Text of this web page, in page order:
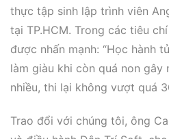
thực tập sinh lập trình viên
tại TP.HCM. Trong các tiêu
được nhấn mạnh: “Học hành
làm giàu khi còn quá non gây
nhiều, thi lại không vượt quá
Trao đổi với chúng tôi, ông